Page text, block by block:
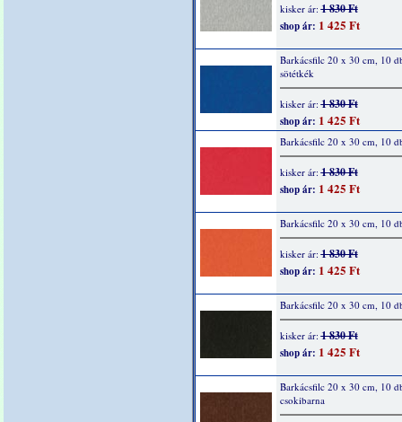
kisker ár:1 830 Ft
shop ár: 1 425 Ft
Barkácsfilc 20 x 30 cm, 10
sötétkék
kisker ár:1 830 Ft
shop ár: 1 425 Ft
Barkácsfilc 20 x 30 cm, 10
kisker ár:1 830 Ft
shop ár: 1 425 Ft
Barkácsfilc 20 x 30 cm, 10
kisker ár:1 830 Ft
shop ár: 1 425 Ft
Barkácsfilc 20 x 30 cm, 10
kisker ár:1 830 Ft
shop ár: 1 425 Ft
Barkácsfilc 20 x 30 cm, 10
csokibarna